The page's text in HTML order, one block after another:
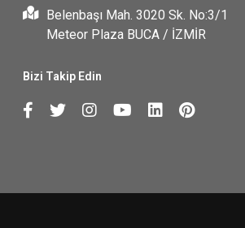
Belenbaşı Mah. 3020 Sk. No:3/1
Meteor Plaza BUCA / İZMİR
Bizi Takip Edin